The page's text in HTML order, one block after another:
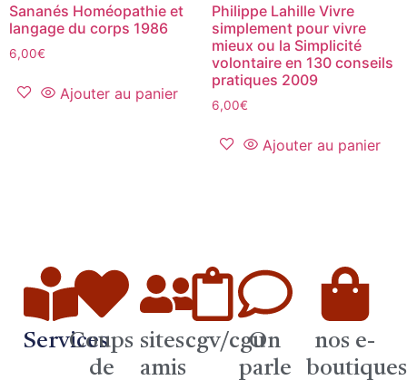
Sananés Homéopathie et
langage du corps 1986
6,00€
Ajouter au panier
Philippe Lahille Vivre
simplement pour vivre
mieux ou la Simplicité
volontaire en 130 conseils
pratiques 2009
6,00€
Ajouter au panier
Services
Coups
de
sites
amis
cgv/cguOn
parle
nos e-
boutiques